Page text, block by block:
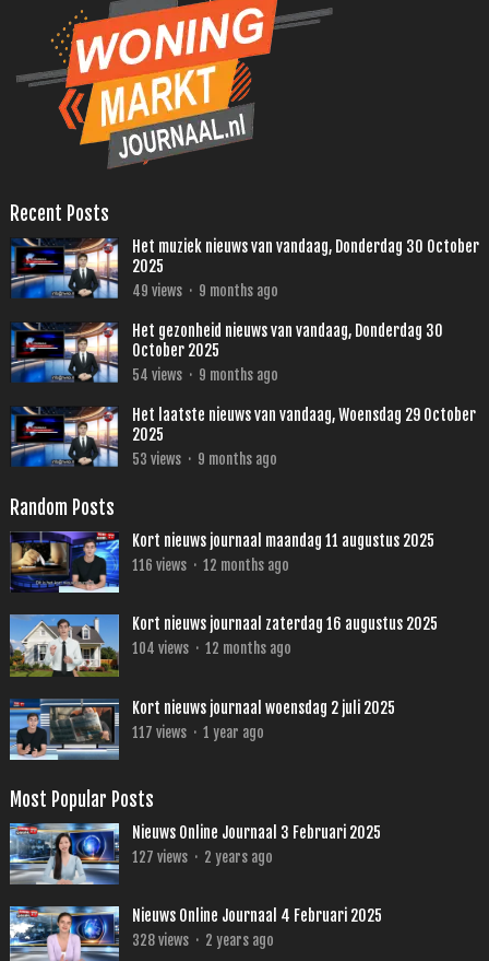
Recent Posts
Het muziek nieuws van vandaag, Donderdag 30 October
2025
49 views · 9 months ago
Het gezonheid nieuws van vandaag, Donderdag 30
October 2025
54 views · 9 months ago
Het laatste nieuws van vandaag, Woensdag 29 October
2025
53 views · 9 months ago
Random Posts
Kort nieuws journaal maandag 11 augustus 2025
116 views · 12 months ago
Kort nieuws journaal zaterdag 16 augustus 2025
104 views · 12 months ago
Kort nieuws journaal woensdag 2 juli 2025
117 views · 1 year ago
Most Popular Posts
Nieuws Online Journaal 3 Februari 2025
127 views · 2 years ago
Nieuws Online Journaal 4 Februari 2025
328views · 2 years ago